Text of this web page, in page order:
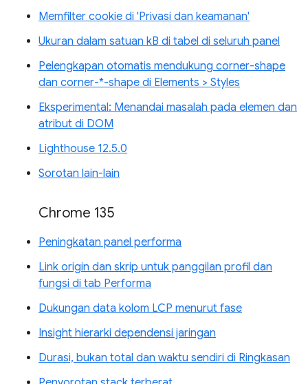
Memfilter cookie di 'Privasi dan keamanan'
Ukuran dalam satuan kB di tabel di seluruh panel
Pelengkapan otomatis mendukung corner-shape
dan corner-*-shape di Elements > Styles
Eksperimental: Menandai masalah pada elemen dan
atribut di DOM
Lighthouse 12.5.0
Sorotan lain-lain
Chrome 135
Peningkatan panel performa
Link origin dan skrip untuk panggilan profil dan
fungsi di tab Performa
Dukungan data kolom LCP menurut fase
Insight hierarki dependensi jaringan
Durasi, bukan total dan waktu sendiri di Ringkasan